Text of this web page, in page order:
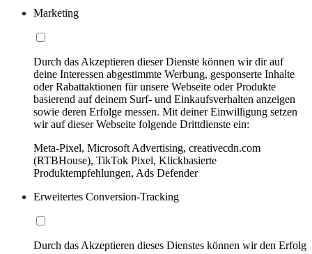
Marketing
Durch das Akzeptieren dieser Dienste können wir dir auf
deine Interessen abgestimmte Werbung, gesponserte Inhalte
oder Rabattaktionen für unsere Webseite oder Produkte
basierend auf deinem Surf- und Einkaufsverhalten anzeigen
sowie deren Erfolge messen. Mit deiner Einwilligung setzen
wir auf dieser Webseite folgende Drittdienste ein:
Meta-Pixel, Microsoft Advertising, creativecdn.com
(RTBHouse), TikTok Pixel, Klickbasierte
Produktempfehlungen, Ads Defender
Erweitertes Conversion-Tracking
Durch das Akzeptieren dieses Dienstes können wir den Erfolg